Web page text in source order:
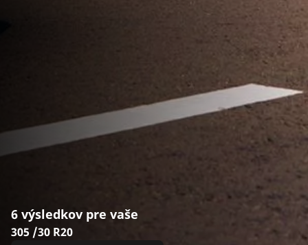
6 výsledkov pre vaše
305 /30 R20